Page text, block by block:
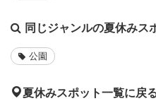
同じジャンルの夏休みス
公園
夏休みスポット一覧に戻